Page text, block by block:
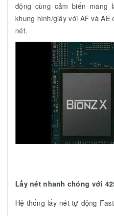
động cùng cảm biến mang
khung hình/giây với AF và
nét.
Lấy nét nhanh chóng với
Hệ thống lấy nét tự động